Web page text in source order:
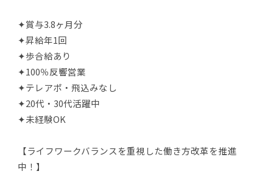
✦賞与3.8ヶ月分
✦昇給年1回
✦歩合給あり
✦100％反響営業
✦テレアポ・飛込みなし
✦20代・30代活躍中
✦未経験OK
【ライフワークバランスを重視した働き方改革を推進
中！】